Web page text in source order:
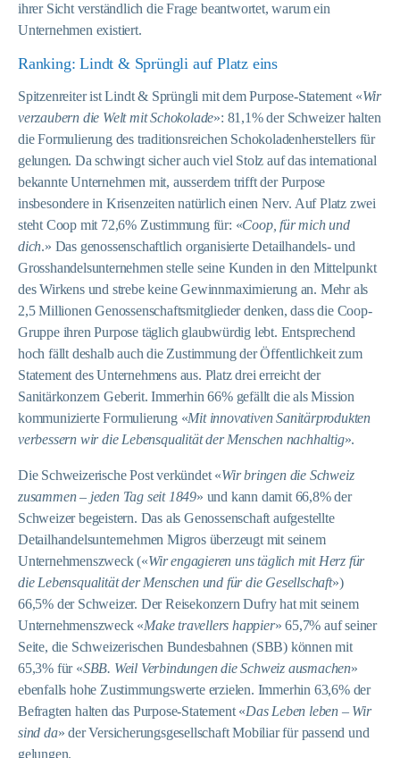
ihrer Sicht verständlich die Frage beantwortet, warum ein
Unternehmen existiert.
Ranking: Lindt & Sprüngli auf Platz eins
Spitzenreiter ist Lindt & Sprüngli mit dem Purpose-Statement «Wir
verzaubern die Welt mit Schokolade»: 81,1% der Schweizer halten
die Formulierung des traditionsreichen Schokoladenherstellers für
gelungen. Da schwingt sicher auch viel Stolz auf das international
bekannte Unternehmen mit, ausserdem trifft der Purpose
insbesondere in Krisenzeiten natürlich einen Nerv. Auf Platz zwei
steht Coop mit 72,6% Zustimmung für: «Coop, für mich und
dich.» Das genossenschaftlich organisierte Detailhandels- und
Grosshandelsunternehmen stelle seine Kunden in den Mittelpunkt
des Wirkens und strebe keine Gewinnmaximierung an. Mehr als
2,5 Millionen Genossenschaftsmitglieder denken, dass die Coop-
Gruppe ihren Purpose täglich glaubwürdig lebt. Entsprechend
hoch fällt deshalb auch die Zustimmung der Öffentlichkeit zum
Statement des Unternehmens aus. Platz drei erreicht der
Sanitärkonzern Geberit. Immerhin 66% gefällt die als Mission
kommunizierte Formulierung «Mit innovativen Sanitärprodukten
verbessern wir die Lebensqualität der Menschen nachhaltig».
Die Schweizerische Post verkündet «Wir bringen die Schweiz
zusammen – jeden Tag seit 1849» und kann damit 66,8% der
Schweizer begeistern. Das als Genossenschaft aufgestellte
Detailhandelsunternehmen Migros überzeugt mit seinem
Unternehmenszweck («Wir engagieren uns täglich mit Herz für
die Lebensqualität der Menschen und für die Gesellschaft»)
66,5% der Schweizer. Der Reisekonzern Dufry hat mit seinem
Unternehmenszweck «Make travellers happier» 65,7% auf seiner
Seite, die Schweizerischen Bundesbahnen (SBB) können mit
65,3% für «SBB. Weil Verbindungen die Schweiz ausmachen»
ebenfalls hohe Zustimmungswerte erzielen. Immerhin 63,6% der
Befragten halten das Purpose-Statement «Das Leben leben – Wir
sind da» der Versicherungsgesellschaft Mobiliar für passend und
gelungen.